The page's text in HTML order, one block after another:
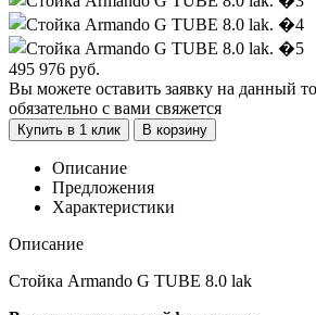
495 976 руб.
Вы можете оставить заявку на данный
обязательно с вами свяжется
Купить в 1 клик В корзину
Описание
Предложения
Характеристики
Описание
Стойка Armando G TUBE 8.0 lak